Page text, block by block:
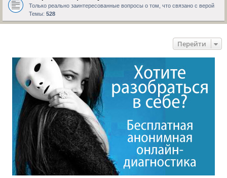
Только реально заинтересованные вопросы о том, что связано с верой
Темы: 528
Перейти